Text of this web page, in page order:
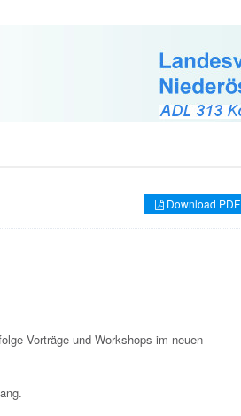
Download PDF
Vorträge und Workshops im neuen